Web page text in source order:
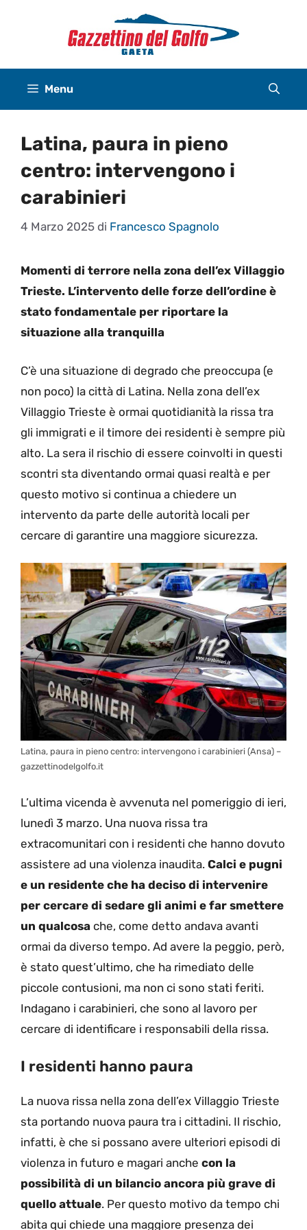
Menu
Latina, paura in pieno
centro: intervengono i
carabinieri
4 Marzo 2025 di Francesco Spagnolo
Momenti di terrore nella zona dell’ex Villaggio
Trieste. L’intervento delle forze dell’ordine è
stato fondamentale per riportare la
situazione alla tranquilla
C’è una situazione di degrado che preoccupa (e
non poco) la città di Latina. Nella zona dell’ex
Villaggio Trieste è ormai quotidianità la rissa tra
gli immigrati e il timore dei residenti è sempre più
alto. La sera il rischio di essere coinvolti in questi
scontri sta diventando ormai quasi realtà e per
questo motivo si continua a chiedere un
intervento da parte delle autorità locali per
cercare di garantire una maggiore sicurezza.
Latina, paura in pieno centro: intervengono i carabinieri (Ansa) –
gazzettinodelgolfo.it
L’ultima vicenda è avvenuta nel pomeriggio di ieri,
lunedì 3 marzo. Una nuova rissa tra
extracomunitari con i residenti che hanno dovuto
assistere ad una violenza inaudita. Calci e pugni
e un residente che ha deciso di intervenire
per cercare di sedare gli animi e far smettere
un qualcosa che, come detto andava avanti
ormai da diverso tempo. Ad avere la peggio, però,
è stato quest’ultimo, che ha rimediato delle
piccole contusioni, ma non ci sono stati feriti.
Indagano i carabinieri, che sono al lavoro per
cercare di identificare i responsabili della rissa.
I residenti hanno paura
La nuova rissa nella zona dell’ex Villaggio Trieste
sta portando nuova paura tra i cittadini. Il rischio,
infatti, è che si possano avere ulteriori episodi di
violenza in futuro e magari anche con la
possibilità di un bilancio ancora più grave di
quello attuale. Per questo motivo da tempo chi
abita qui chiede una maggiore presenza dei